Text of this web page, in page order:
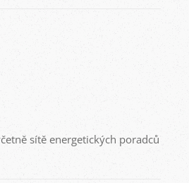
sítě energetických poradců